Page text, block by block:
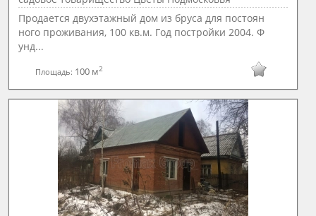
Продается двухэтажный дом из бруса для постоян
ного проживания, 100 кв.м. Год постройки 2004. Ф
унд...
Площадь: 100 м2